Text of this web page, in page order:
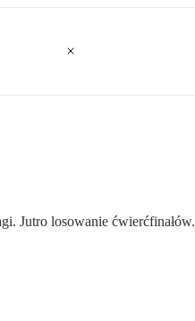
Jutro losowanie ćwierćfinałów.